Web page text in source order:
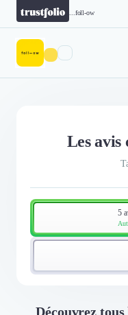
foll-ow
Les avis
5
Découvrez